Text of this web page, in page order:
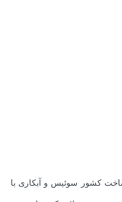
ساخت کشور سوئیس و آبکاری با